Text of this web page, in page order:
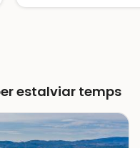
Descens de barrancs
estalviar temps